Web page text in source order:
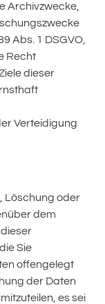
Archivzwecke,
Abs. 1 DSGVO,
Recht
dieser
Verteidigung
Löschung oder
dem
Sie
offengelegt
der Daten
es sei